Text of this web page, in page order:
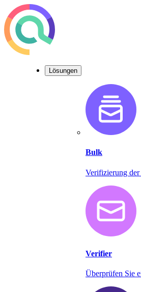
Lösungen
Bulk
Verifizierung
Verifier
Überprüfen Sie